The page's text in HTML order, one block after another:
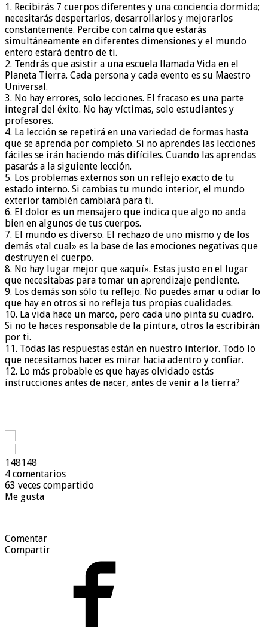
1. Recibirás 7 cuerpos diferentes y una conciencia dormida;
necesitarás despertarlos, desarrollarlos y mejorarlos
constantemente. Percibe con calma que estarás
simultáneamente en diferentes dimensiones y el mundo
entero estará dentro de ti.
2. Tendrás que asistir a una escuela llamada Vida en el
Planeta Tierra. Cada persona y cada evento es su Maestro
Universal.
3. No hay errores, solo lecciones. El fracaso es una parte
integral del éxito. No hay víctimas, solo estudiantes y
profesores.
4. La lección se repetirá en una variedad de formas hasta
que se aprenda por completo. Si no aprendes las lecciones
fáciles se irán haciendo más difíciles. Cuando las aprendas
pasarás a la siguiente lección.
5. Los problemas externos son un reflejo exacto de tu
estado interno. Si cambias tu mundo interior, el mundo
exterior también cambiará para ti.
6. El dolor es un mensajero que indica que algo no anda
bien en algunos de tus cuerpos.
7. El mundo es diverso. El rechazo de uno mismo y de los
demás «tal cual» es la base de las emociones negativas que
destruyen el cuerpo.
8. No hay lugar mejor que «aquí». Estas justo en el lugar
que necesitabas para tomar un aprendizaje pendiente.
9. Los demás son sólo tu reflejo. No puedes amar u odiar lo
que hay en otros si no refleja tus propias cualidades.
10. La vida hace un marco, pero cada uno pinta su cuadro.
Si no te haces responsable de la pintura, otros la escribirán
por ti.
11. Todas las respuestas están en nuestro interior. Todo lo
que necesitamos hacer es mirar hacia adentro y confiar.
12. Lo más probable es que hayas olvidado estás
instrucciones antes de nacer, antes de venir a la tierra?
148148
4 comentarios
63 veces compartido
Me gusta
Comentar
Compartir